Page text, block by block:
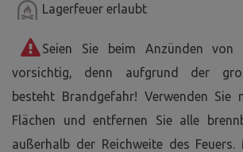
Lagerfeuer erlaubt
Seien Sie beim Anzünden von
vorsichtig, denn aufgrund der
besteht Brandgefahr! Verwenden Sie
Flächen und entfernen Sie alle
außerhalb der Reichweite des Feuers.